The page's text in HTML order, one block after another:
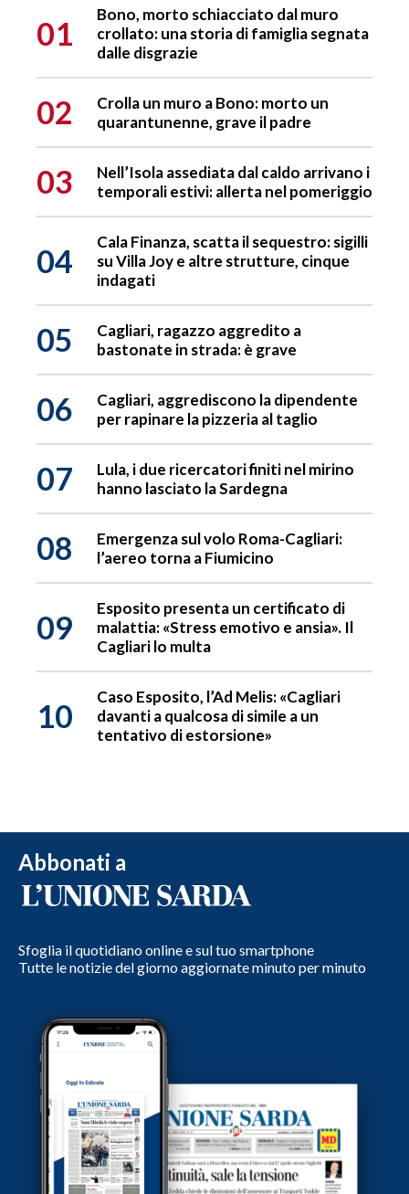
01
Bono, morto schiacciato dal muro
crollato: una storia di famiglia segnata
dalle disgrazie
02
Crolla un muro a Bono: morto un
quarantunenne, grave il padre
03
Nell’Isola assediata dal caldo arrivano i
temporali estivi: allerta nel pomeriggio
04
Cala Finanza, scatta il sequestro: sigilli
su Villa Joy e altre strutture, cinque
indagati
05
Cagliari, ragazzo aggredito a
bastonate in strada: è grave
06
Cagliari, aggrediscono la dipendente
per rapinare la pizzeria al taglio
07
Lula, i due ricercatori finiti nel mirino
hanno lasciato la Sardegna
08
Emergenza sul volo Roma-Cagliari:
l’aereo torna a Fiumicino
09
Esposito presenta un certificato di
malattia: «Stress emotivo e ansia». Il
Cagliari lo multa
10
Caso Esposito, l’Ad Melis: «Cagliari
davanti a qualcosa di simile a un
tentativo di estorsione»
Abbonati a
Sfoglia il quotidiano online e sul tuo smartphone
Tutte le notizie del giorno aggiornate minuto per minuto